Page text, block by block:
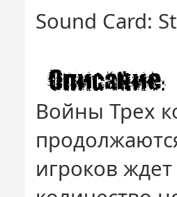
Sound Card:
Войны Трех
игроков